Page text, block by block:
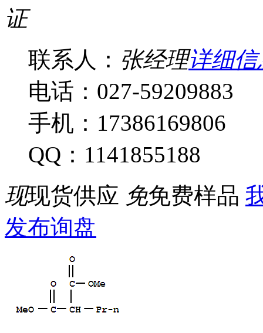
证
联系人： 张经理详细信
电话：027-59209883
手机：17386169806
QQ：1141855188
现现货供应 免免费样品
发布询盘